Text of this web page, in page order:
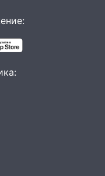
сгорели
дом
области:
в